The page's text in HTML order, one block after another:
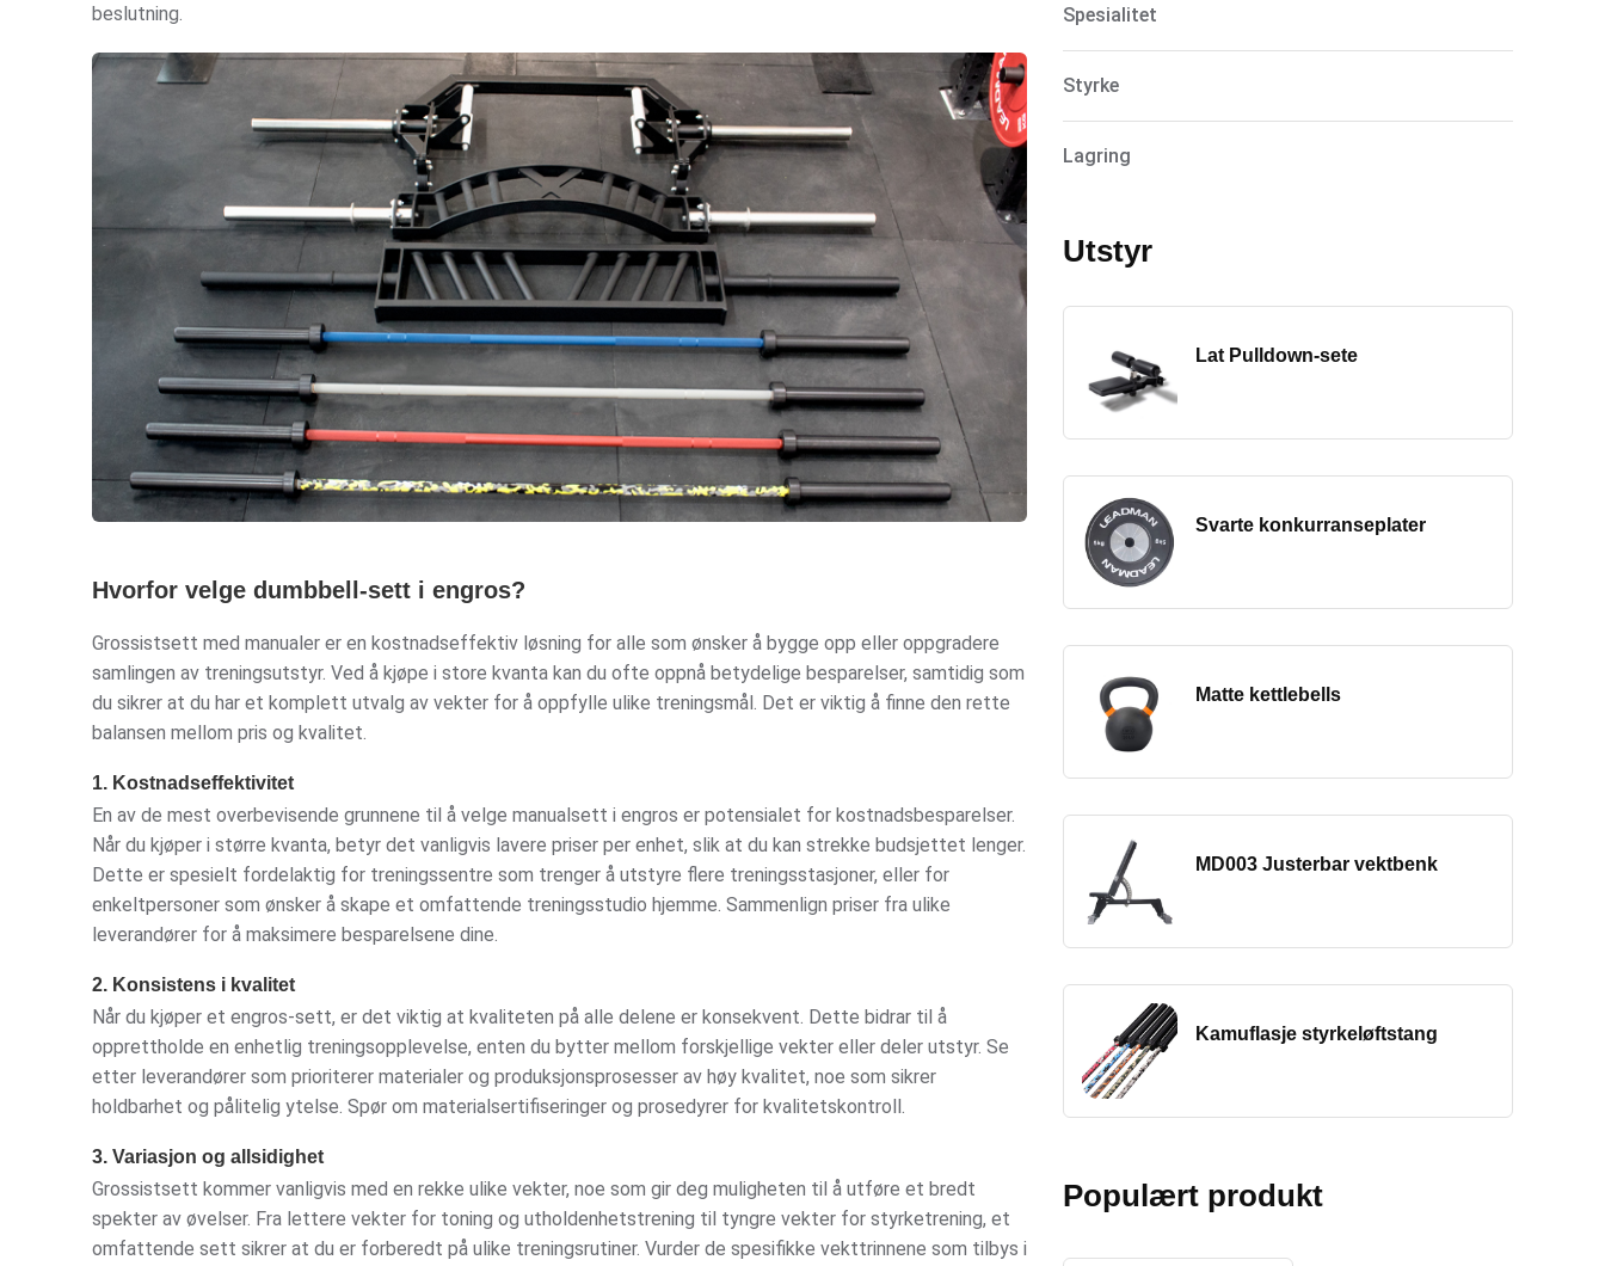
beslutning.
Hvorfor velge dumbbell-sett i engros?
Grossistsett med manualer er en kostnadseffektiv løsning for alle som ønsker å bygge opp eller oppgradere
samlingen av treningsutstyr. Ved å kjøpe i store kvanta kan du ofte oppnå betydelige besparelser, samtidig som
du sikrer at du har et komplett utvalg av vekter for å oppfylle ulike treningsmål. Det er viktig å finne den rette
balansen mellom pris og kvalitet.
1. Kostnadseffektivitet
En av de mest overbevisende grunnene til å velge manualsett i engros er potensialet for kostnadsbesparelser.
Når du kjøper i større kvanta, betyr det vanligvis lavere priser per enhet, slik at du kan strekke budsjettet lenger.
Dette er spesielt fordelaktig for treningssentre som trenger å utstyre flere treningsstasjoner, eller for
enkeltpersoner som ønsker å skape et omfattende treningsstudio hjemme. Sammenlign priser fra ulike
leverandører for å maksimere besparelsene dine.
2. Konsistens i kvalitet
Når du kjøper et engros-sett, er det viktig at kvaliteten på alle delene er konsekvent. Dette bidrar til å
opprettholde en enhetlig treningsopplevelse, enten du bytter mellom forskjellige vekter eller deler utstyr. Se
etter leverandører som prioriterer materialer og produksjonsprosesser av høy kvalitet, noe som sikrer
holdbarhet og pålitelig ytelse. Spør om materialsertifiseringer og prosedyrer for kvalitetskontroll.
3. Variasjon og allsidighet
Grossistsett kommer vanligvis med en rekke ulike vekter, noe som gir deg muligheten til å utføre et bredt
spekter av øvelser. Fra lettere vekter for toning og utholdenhetstrening til tyngre vekter for styrketrening, et
omfattende sett sikrer at du er forberedt på ulike treningsrutiner. Vurder de spesifikke vekttrinnene som tilbys i
Spesialitet
Styrke
Lagring
Utstyr
Lat Pulldown-sete
Svarte konkurranseplater
Matte kettlebells
MD003 Justerbar vektbenk
Kamuflasje styrkeløftstang
Populært produkt